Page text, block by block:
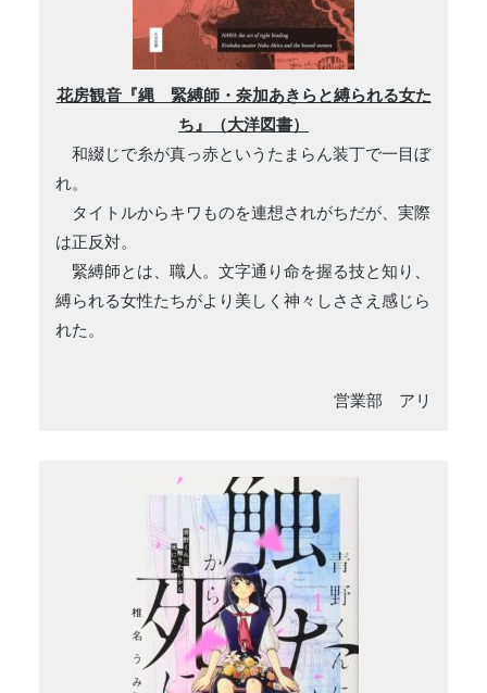
花房観音『縄 緊縛師・奈加あきらと縛られる女た
ち』（大洋図書）
和綴じで糸が真っ赤というたまらん装丁で一目ぼ
れ。
タイトルからキワものを連想されがちだが、実際
は正反対。
緊縛師とは、職人。文字通り命を握る技と知り、
縛られる女性たちがより美しく神々しささえ感じら
れた。
営業部 アリ